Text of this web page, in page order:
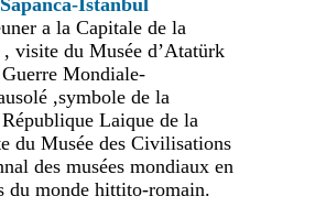
İstanbul
a la Capitale de la
visite du Musée d’Atatürk
Mondiale-
,symbole de la
Laique de la
du Musée des Civilisations
des musées mondiaux en
du monde hittito-romain.